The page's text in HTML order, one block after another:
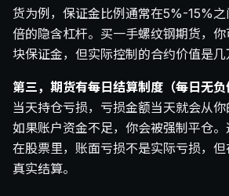
货为例，保证金比例通常在5%-15%
倍的隐含杠杆。买一手螺纹钢期货，
块保证金，但实际控制的合约价值是几
第三，期货有每日结算制度（每日无负
当天持仓亏损，亏损金额当天就会从你
如果账户资金不足，你会被强制平仓。
在股票里，账面亏损不是实际亏损，
真实结算。